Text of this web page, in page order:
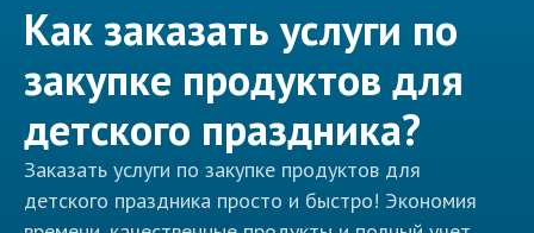
Как заказать услуги по
закупке продуктов для
детского праздника?
Заказать услуги по закупке продуктов для
детского праздника просто и быстро! Экономия